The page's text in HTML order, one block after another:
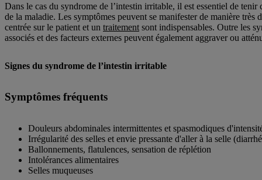
Dans le cas du syndrome de l’intestin irritable, il est essentiel de
de la maladie. Les symptômes peuvent se manifester de manière très
centrée sur le patient et un traitement sont indispensables. Outre les
associés et des facteurs externes peuvent également aggraver ou
Signes du syndrome de l’intestin irritable
Symptômes fréquents
Douleurs abdominales intermittentes et spasmodiques
Irrégularité des selles et envie pressante d'aller à la selle
Ballonnements, flatulences, sensation de réplétion
Intolérances alimentaires
Selles muqueuses